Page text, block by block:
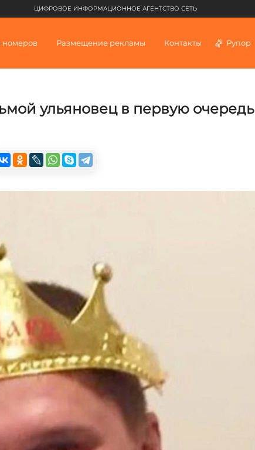
ЦИФРОВОЕ ИНФОРМАЦИОННОЕ АГЕНТСТВО СЕТЬ
номеров Размещение рекламы Контакты Рупор
ульяновец в первую очередь